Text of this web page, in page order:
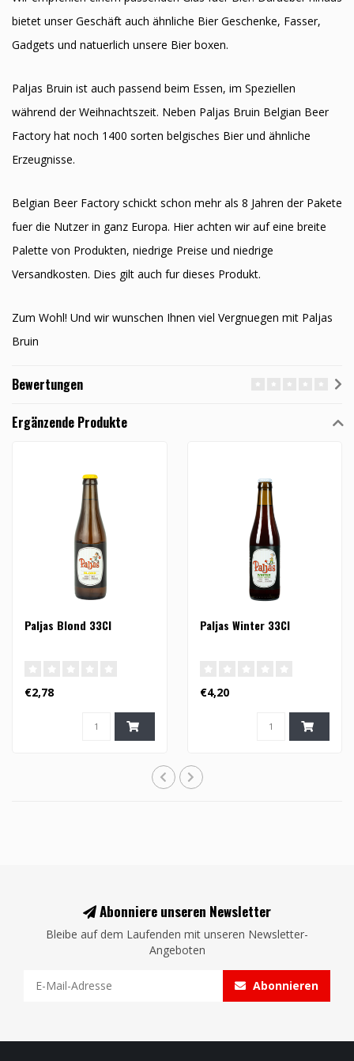
bietet unser Geschäft auch ähnliche Bier Geschenke, Fasser,
Gadgets und natuerlich unsere Bier boxen.
Paljas Bruin ist auch passend beim Essen, im Speziellen
während der Weihnachtszeit. Neben Paljas Bruin Belgian Beer
Factory hat noch 1400 sorten belgisches Bier und ähnliche
Erzeugnisse.
Belgian Beer Factory schickt schon mehr als 8 Jahren der Pakete
fuer die Nutzer in ganz Europa. Hier achten wir auf eine breite
Palette von Produkten, niedrige Preise und niedrige
Versandkosten. Dies gilt auch fur dieses Produkt.
Zum Wohl! Und wir wunschen Ihnen viel Vergnuegen mit Paljas
Bruin
Bewertungen
Ergänzende Produkte
Paljas Blond 33Cl
€2,78
Paljas Winter 33Cl
€4,20
Abonniere unseren Newsletter
Bleibe auf dem Laufenden mit unseren Newsletter-
Angeboten
Abonnieren